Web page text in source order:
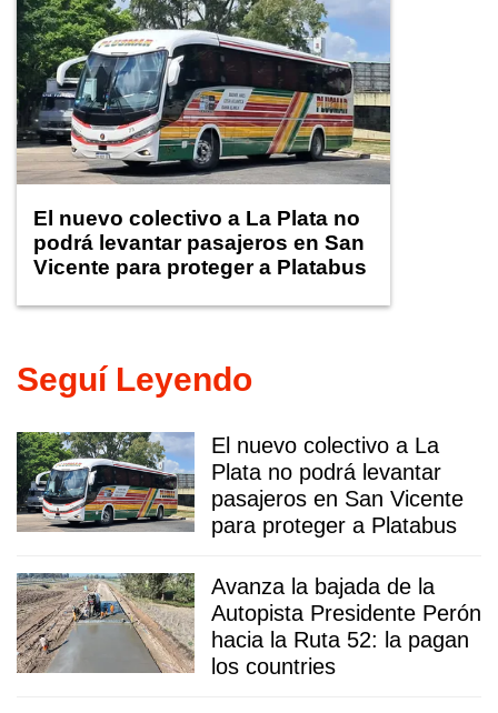
El nuevo colectivo a La Plata no
podrá levantar pasajeros en San
Vicente para proteger a Platabus
Seguí Leyendo
El nuevo colectivo a La
Plata no podrá levantar
pasajeros en San Vicente
para proteger a Platabus
Avanza la bajada de la
Autopista Presidente Perón
hacia la Ruta 52: la pagan
los countries